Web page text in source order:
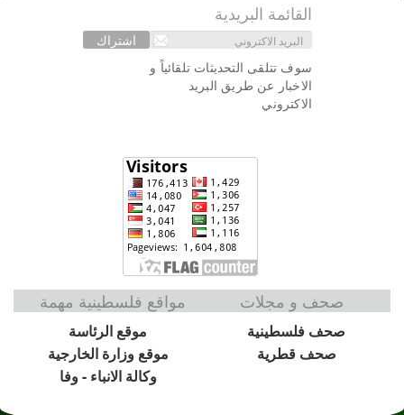
القائمة البريدية
اشتراك
سوف تتلقى التحديثات تلقائياً و
الاخبار عن طريق البريد
الاكتروني
صحف و مجلات مواقع فلسطينية مهمة
صحف فلسطينية
صحف قطرية
موقع الرئاسة
موقع وزارة الخارجية
وكالة الانباء - وفا